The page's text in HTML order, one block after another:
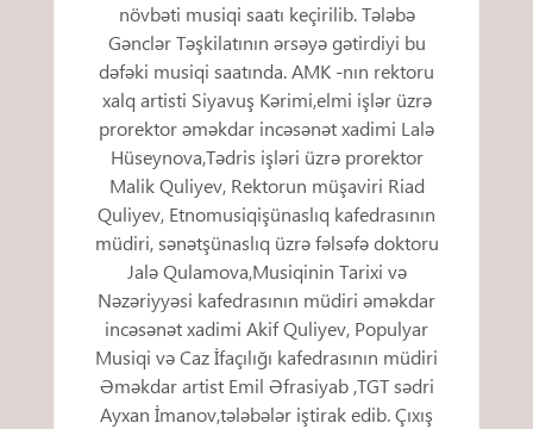
növbəti musiqi saatı keçirilib. Tələbə
Gənclər Təşkilatının ərsəyə gətirdiyi bu
dəfəki musiqi saatında. AMK -nın rektoru
xalq artisti Siyavuş Kərimi,elmi işlər üzrə
prorektor əməkdar incəsənət xadimi Lalə
Hüseynova,Tədris işləri üzrə prorektor
Malik Quliyev, Rektorun müşaviri Riad
Quliyev, Etnomusiqişünaslıq kafedrasının
müdiri, sənətşünaslıq üzrə fəlsəfə doktoru
Jalə Qulamova,Musiqinin Tarixi və
Nəzəriyyəsi kafedrasının müdiri əməkdar
incəsənət xadimi Akif Quliyev, Populyar
Musiqi və Caz İfaçılığı kafedrasının müdiri
Əməkdar artist Emil Əfrasiyab ,TGT sədri
Ayxan İmanov,tələbələr iştirak edib. Çıxış